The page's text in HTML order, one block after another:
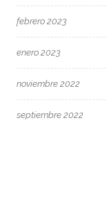
febrero 2023
enero 2023
noviembre 2022
septiembre 2022